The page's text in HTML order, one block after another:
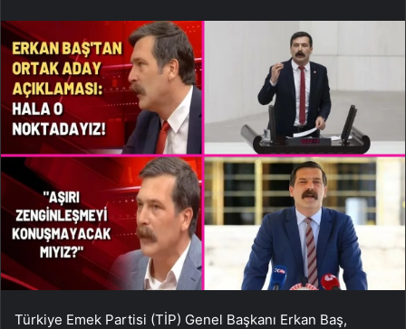
Türkiye Emek Partisi (TİP) Genel Başkanı Erkan Baş,